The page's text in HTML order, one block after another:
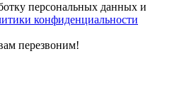
персональных данных и
конфиденциальности
перезвоним!